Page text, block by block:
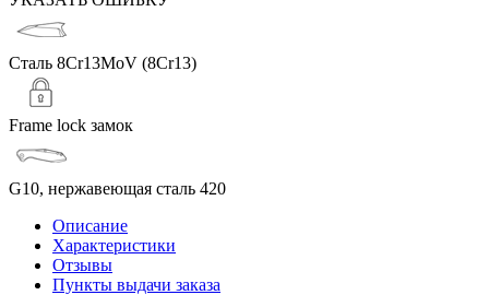
Сталь 8Cr13MoV (8Cr13)
Frame lock замок
G10, нержавеющая сталь 420
Описание
Характеристики
Отзывы
Пункты выдачи заказа